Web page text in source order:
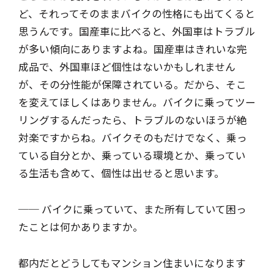
ど、それってそのままバイクの性格にも出てくると
思うんです。国産車に比べると、外国車はトラブル
が多い傾向にありますよね。国産車はきれいな完
成品で、外国車ほど個性はないかもしれません
が、その分性能が保障されている。だから、そこ
を変えてほしくはありません。バイクに乗ってツー
リングするんだったら、トラブルのないほうが絶
対楽ですからね。バイクそのもだけでなく、乗っ
ている自分とか、乗っている環境とか、乗ってい
る生活も含めて、個性は出せると思います。
── バイクに乗っていて、また所有していて困っ
たことは何かありますか。
都内だとどうしてもマンション住まいになります